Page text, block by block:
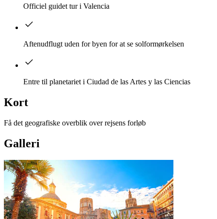
Officiel guidet tur i Valencia
Aftenudflugt uden for byen for at se solformørkelsen
Entre til planetariet i Ciudad de las Artes y las Ciencias
Kort
Få det geografiske overblik over rejsens forløb
Galleri